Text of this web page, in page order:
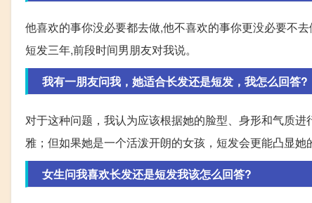
他喜欢的事你没必要都去做,他不喜欢的事你更没必要不
短发三年,前段时间男朋友对我说。
我有一朋友问我，她适合长发还是短发，我怎么回答?
对于这种问题，我认为应该根据她的脸型、身形和气质
雅；但如果她是一个活泼开朗的女孩，短发会更能凸显
女生问我喜欢长发还是短发我该怎么回答?